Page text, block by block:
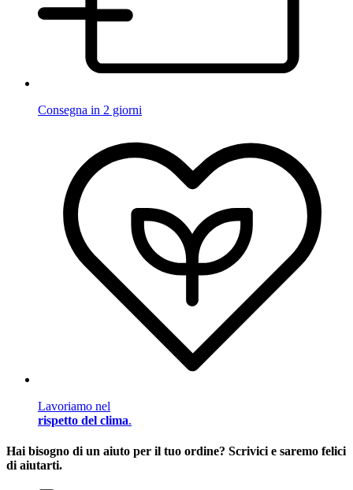
Consegna in 2 giorni
Lavoriamo nel
rispetto del clima.
Hai bisogno di un aiuto per il tuo ordine? Scrivici e saremo felici
di aiutarti.